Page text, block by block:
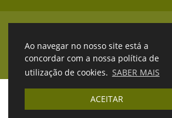
Ao navegar no nosso site está a
concordar com a nossa política de
utilização de cookies. SABER MAIS
ACEITAR
Política de Cookies
Entidades RAL
Livro de
desenvolvido porMacro Makers